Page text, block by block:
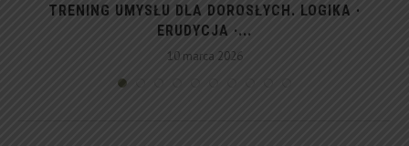
TRENING UMYSŁU DLA DOROSŁYCH. LOGIKA ·
ERUDYCJA ·...
10 marca 2026